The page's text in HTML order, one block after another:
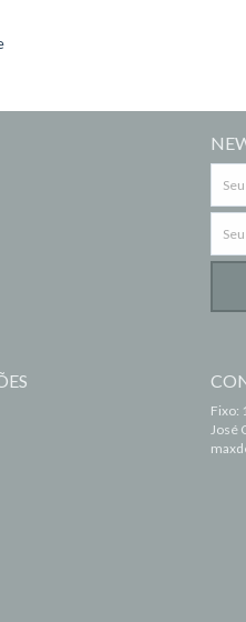
Fixo:
José